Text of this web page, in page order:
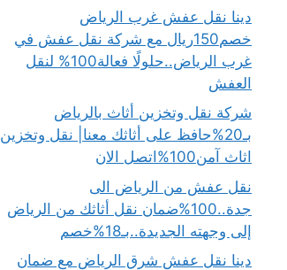
دينا نقل عفش غرب الرياض
خصم150ريال مع شركة نقل عفش في
غرب الرياض..حلولًا فعالة100% لنقل
العفش
شركة نقل وتخزين أثاث بالرياض
بـ20%حافظ على أثاثك معنا| نقل وتخزين
اثاث آمن100%اتصل الان
نقل عفش من الرياض الى
جدة..100%ضمان نقل أثاثك من الرياض
إلى وجهته الجديدة..بـ18%خصم
دينا نقل عفش شرق الرياض مع ضمان